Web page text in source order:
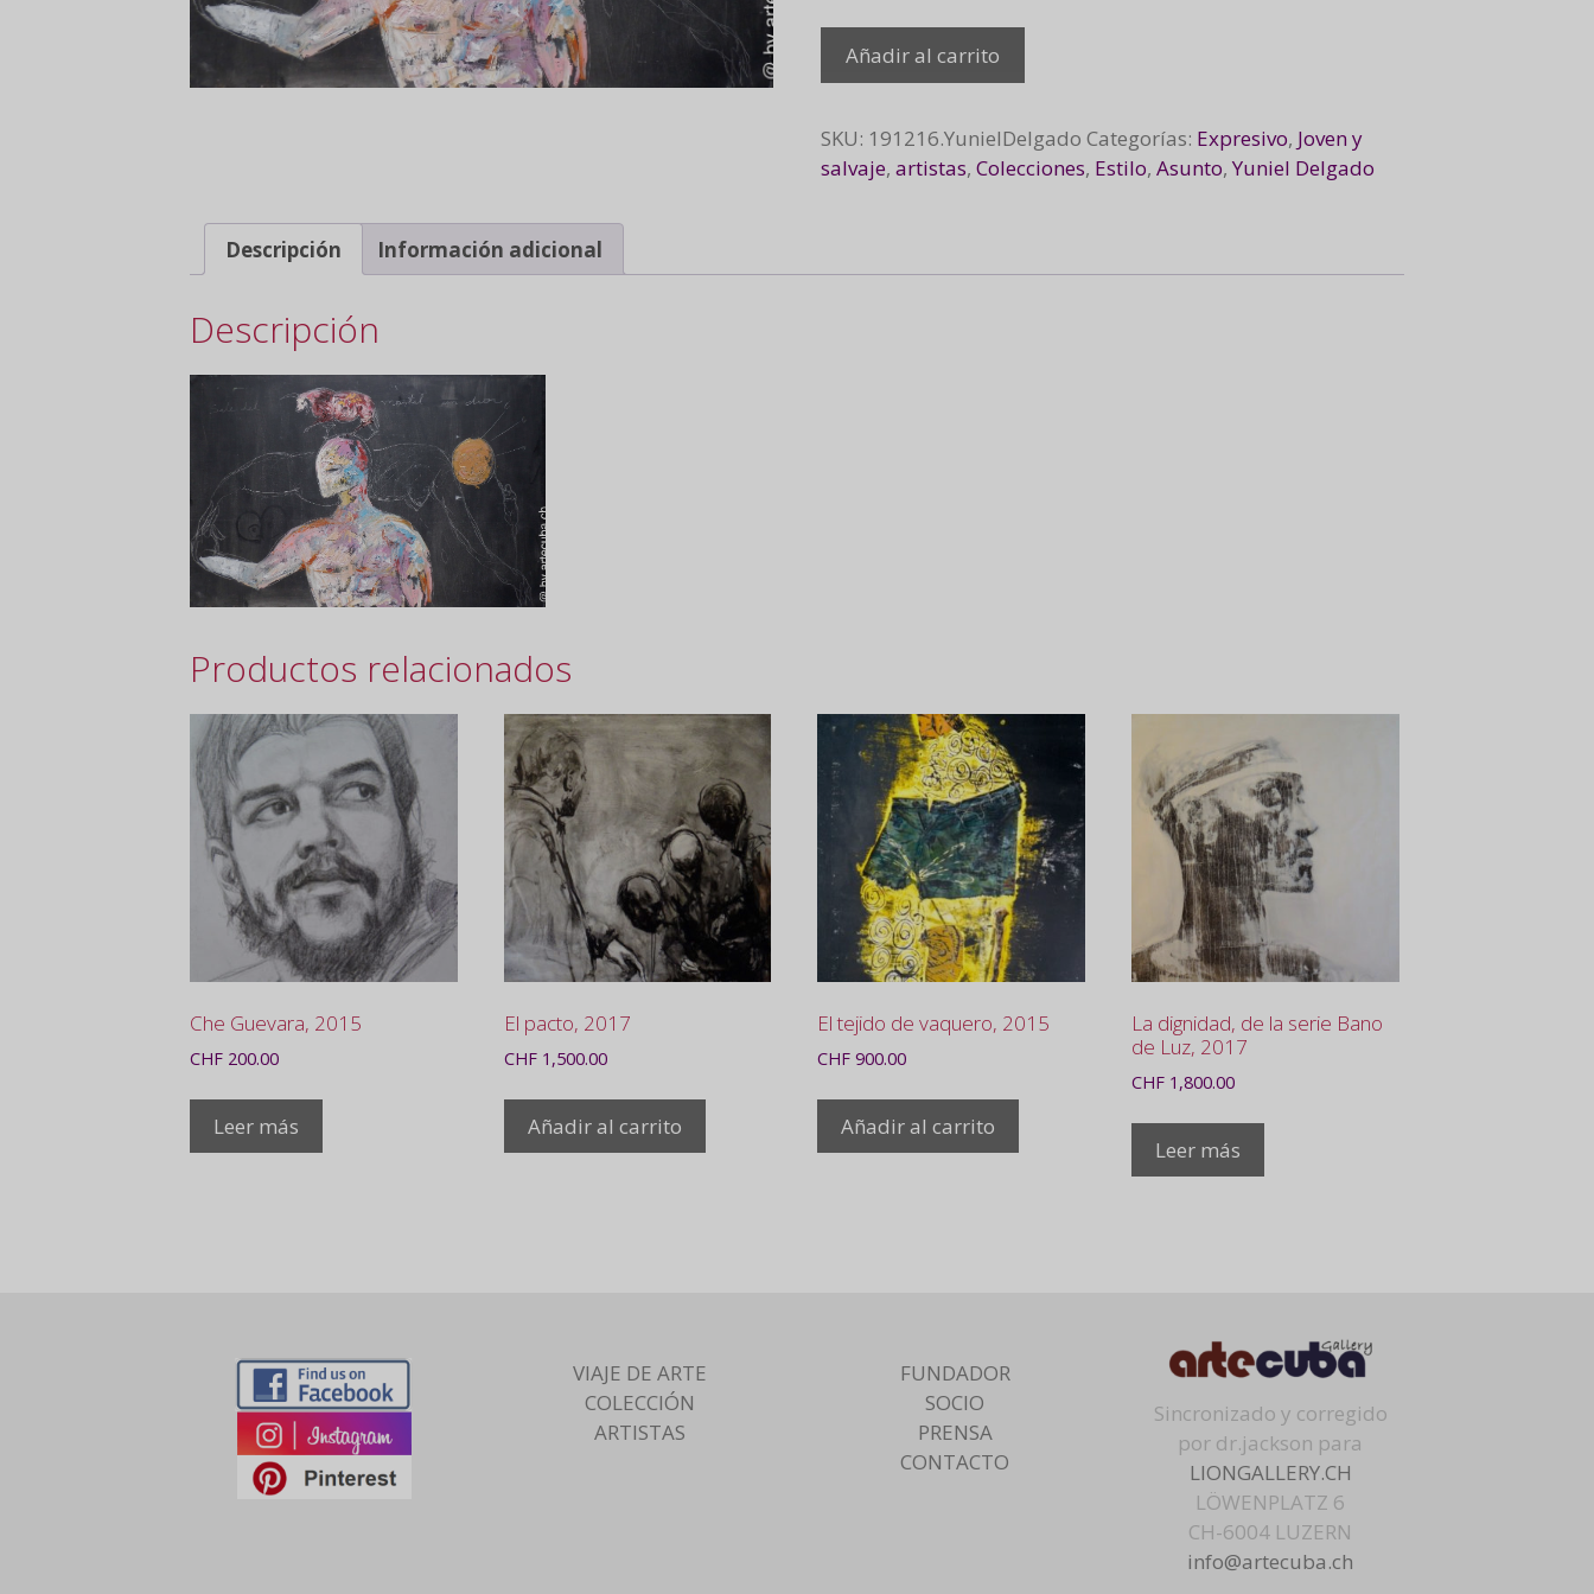
del
un
dios
cantidad
Añadir al carrito
SKU: 191216.YunielDelgado Categorías: Expresivo, Joven y
salvaje,artistas,Colecciones, Estilo,Asunto,Yuniel Delgado
Descripción Información adicional
Descripción
Productos relacionados
Che Guevara, 2015
CHF 200.00
Leer más
El pacto, 2017
CHF1,500.00
Añadir al carrito
El tejido de vaquero, 2015
CHF 900.00
Añadir al carrito
La dignidad, de la serie Bano
de Luz, 2017
CHF 1,800.00
Leer más
VIAJE DE ARTE
COLECCIÓN
ARTISTAS
FUNDADOR
SOCIO
PRENSA
CONTACTO
Sincronizado y corregido
por dr.jackson para
LIONGALLERY.CH
LÖWENPLATZ 6
CH-6004 LUZERN
info@artecuba.ch